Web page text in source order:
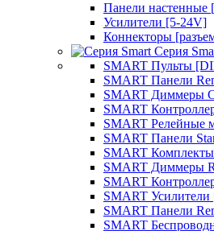
Панели настенные
Усилители [5-24V]
Коннекторы
Серия
SMART Пульты
SMART Панели
SMART Диммеры
SMART
SMART Релейные
SMART Панели
SMART
SMART Диммеры
SMART
SMART
SMART Панели
SMART